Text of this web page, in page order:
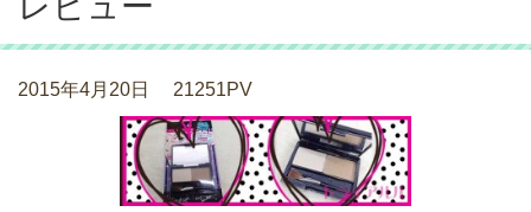
2015年4月20日 21251PV